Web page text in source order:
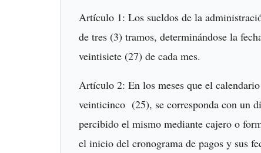
Artículo 1: Los sueldos de la
de tres (3) tramos, determinándose la
veintisiete (27) de cada mes.
Artículo 2: En los meses que el
veinticinco (25), se corresponda con un
percibido el mismo mediante cajero o
el inicio del cronograma de pagos y sus